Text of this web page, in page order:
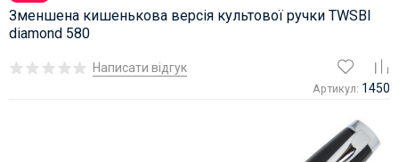
Зменшена кишенькова версія культової ручки TWSBI
diamond 580
Написати відгук
Артикул: 1450